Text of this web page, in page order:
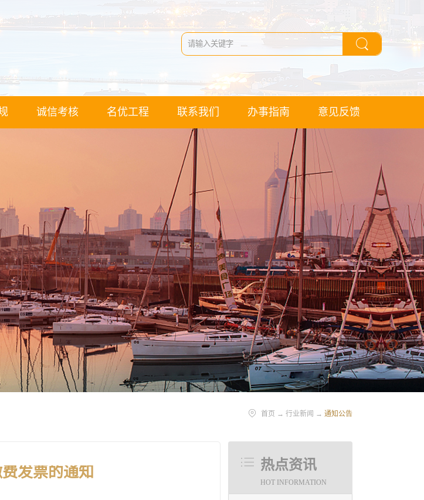
诚信考核 名优工程 联系我们 办事指南 意见反馈
首页 → 行业新闻 → 通知公告
热点资讯
HOT INFORMATION
发票的通知